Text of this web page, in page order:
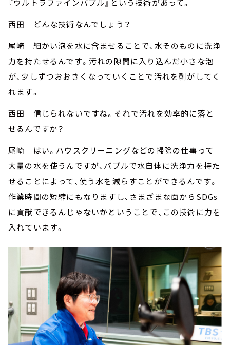
『ウルトラファインバブル』という技術があって。
西田 どんな技術なんでしょう？
尾崎 細かい泡を水に含ませることで、水そのものに洗浄
力を持たせるんです。汚れの隙間に入り込んだ小さな泡
が、少しずつおおきくなっていくことで汚れを剥がしてく
れます。
西田 信じられないですね。それで汚れを効率的に落と
せるんですか？
尾崎 はい。ハウスクリーニングなどの掃除の仕事って
大量の水を使うんですが、バブルで水自体に洗浄力を持た
せることによって、使う水を減らすことができるんです。
作業時間の短縮にもなりますし、さまざまな面からSDGs
に貢献できるんじゃないかということで、この技術に力を
入れています。